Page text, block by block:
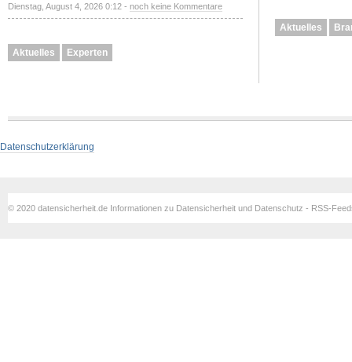
Dienstag, August 4, 2026 0:12 - noch keine Kommentare
Aktuelles Experten
Aktuelles
Datenschutzerklärung
© 2020 datensicherheit.de Informationen zu Datensicherheit und Datenschutz - RSS-